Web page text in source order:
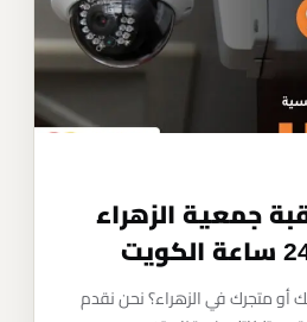
جمعية الزهراء
أو متجرك في الزهراء؟ نحن نقدم